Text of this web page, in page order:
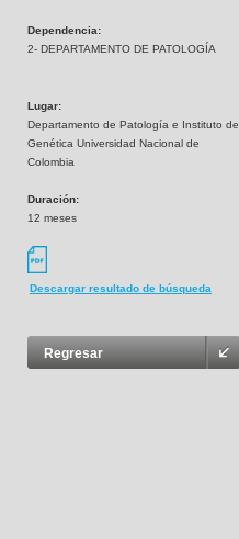
Dependencia:
2- DEPARTAMENTO DE PATOLOGÍA
Lugar:
Departamento de Patología e Instituto de
Genética Universidad Nacional de
Colombia
Duración:
12 meses
Descargar resultado de búsqueda
Regresar